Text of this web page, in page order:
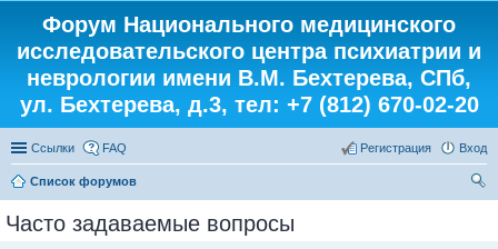
Форум Национального медицинского
исследовательского центра психиатрии и
неврологии имени В.М. Бехтерева, СПб,
ул. Бехтерева, д.3, тел: +7 (812) 670-02-20
Ссылки FAQ Вход
Регистрация
Список форумов
Часто задаваемые вопросы